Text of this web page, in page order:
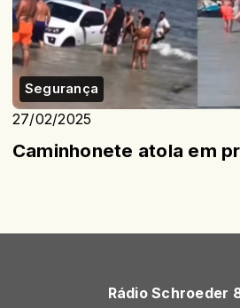
Segurança
27/02/2025
Caminhonete atola em
Rádio Schroeder